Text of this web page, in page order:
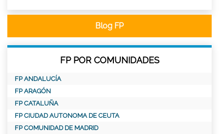
Blog FP
FP POR COMUNIDADES
FP ANDALUCÍA
FP ARAGÓN
FP CATALUÑA
FP CIUDAD AUTONOMA DE CEUTA
FP COMUNIDAD DE MADRID